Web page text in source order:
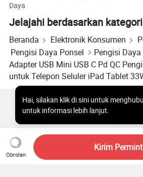
Daya
Jelajahi berdasarkan kategori
Beranda Elektronik Konsumen
Pengisi Daya Ponsel
Pengisi Daya
Adapter USB Mini USB C Pd QC
untuk Telepon Seluler iPad Tablet
Obrolan
Kirim
Hai,silakan klik di sini untuk
untuk informasi lebih lanjut.
Produk Populer Harga Produk Panas
Pembeli bintang
Amplop
Perjanjian Pengguna
Copyright © 2026 Focus Technology Co.,